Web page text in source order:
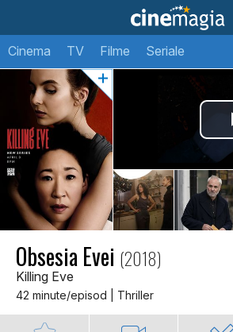
Cinema TV Filme Seriale
Obsesia Evei (2018)
Killing Eve
42 minute/episod | Thriller